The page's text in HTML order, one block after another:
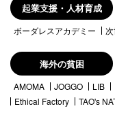
起業支援・人材育成
ボーダレスアカデミー
海外の貧困
AMOMA JOGGO LIB
Ethical Factory
TAO's